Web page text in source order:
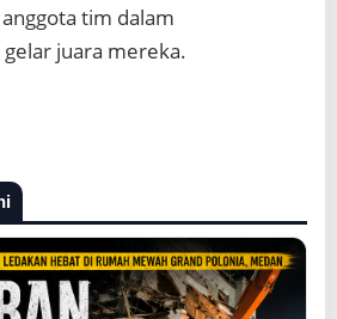
tim dalam
juara mereka.